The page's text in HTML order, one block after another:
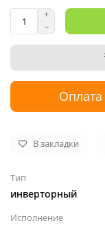
В закладки
Тип
инверторный
Исполнение